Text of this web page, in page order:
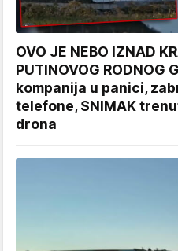
OVO JE NEBO IZNAD
PUTINOVOG RODNOG
kompanija u panici,
telefone, SNIMAK
drona